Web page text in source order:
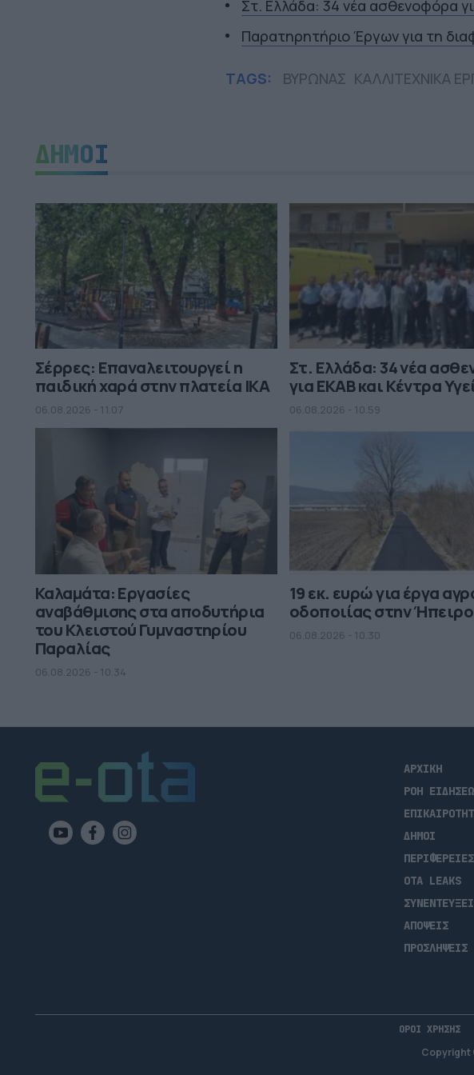
Στ. Ελλάδα: 34 νέα ασθενοφόρα
Παρατηρητήριο Έργων για τη
TAGS: ΒΥΡΩΝΑΣ ΚΑΛΛΙΤΕΧΝΙΚΑ
ΔΗΜΟΙ
Σέρρες: Επαναλειτουργεί η
παιδική χαρά στην πλατεία ΙΚΑ
06.08.2026 - 11.07
Στ. Ελλάδα: 34 νέα
για ΕΚΑΒ και Κέντρα
06.08.2026 - 10.59
Καλαμάτα: Εργασίες
αναβάθμισης στα αποδυτήρια
του Κλειστού Γυμναστηρίου
Παραλίας
06.08.2026 - 10.34
19 εκ. ευρώ για έργα
οδοποιίας στην Ήπειρο
06.08.2026 - 10.30
ΑΡΧΙΚΗ
ΡΟΗ
ΔΗΜΟΙ
ΠΕΡΙΦΕΡΕΙΕΣ
OTA LEAKS
ΑΠΟΨΕΙΣ
ΠΡΟΣΛΗΨΕΙΣ
ΟΡΟΙ ΧΡΗΣΗΣ